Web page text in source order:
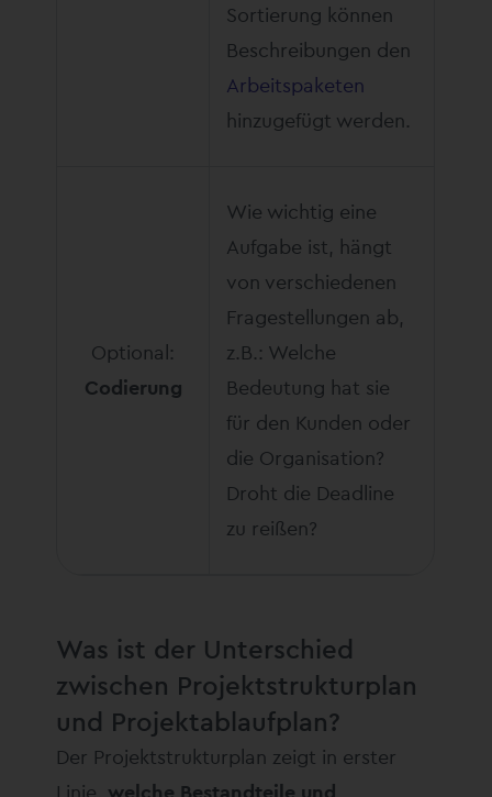
Sortierung können
Beschreibungen den
Arbeitspaketen
hinzugefügt werden.
Optional:
Codierung
Wie wichtig eine
Aufgabe ist, hängt
von verschiedenen
Fragestellungen ab,
z.B.: Welche
Bedeutung hat sie
für den Kunden oder
die Organisation?
Droht die Deadline
zu reißen?
Was ist der Unterschied
zwischen Projektstrukturplan
und Projektablaufplan?
Der Projektstrukturplan zeigt in erster
Linie, welche Bestandteile und